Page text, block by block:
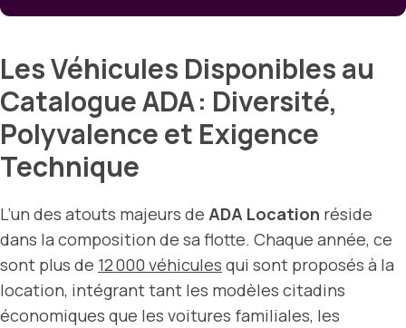
Les Véhicules Disponibles au
Catalogue ADA : Diversité,
Polyvalence et Exigence
Technique
L’un des atouts majeurs de ADA Location réside
dans la composition de sa flotte. Chaque année, ce
sont plus de 12 000 véhicules qui sont proposés à la
location, intégrant tant les modèles citadins
économiques que les voitures familiales, les